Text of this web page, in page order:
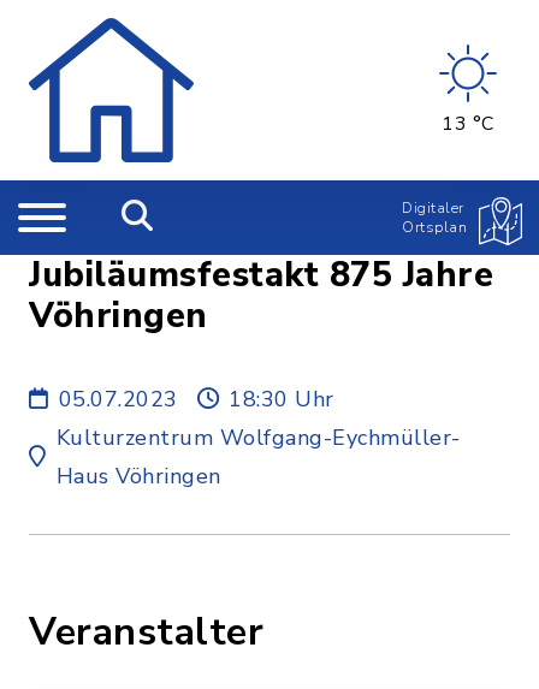
13 °C
Digitaler
Ortsplan
Jubiläumsfestakt 875 Jahre
Vöhringen
05.07.2023
18:30 Uhr
Kulturzentrum Wolfgang-Eychmüller-
Haus Vöhringen
Veranstalter